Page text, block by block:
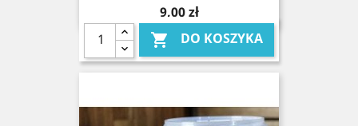
Cena
9,00 zł
 DO KOSZYKA